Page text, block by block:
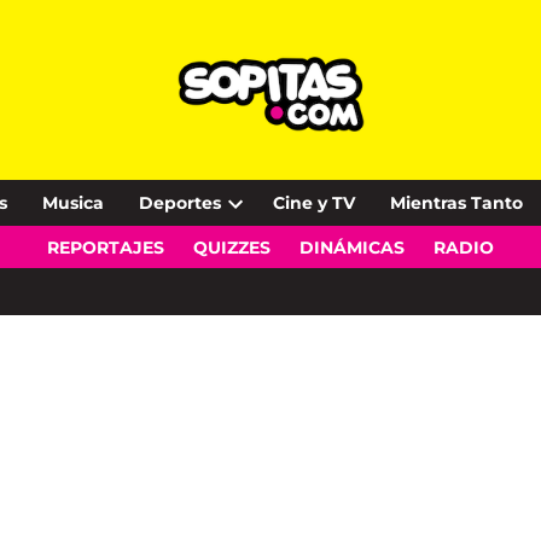
Musica Deportes
Open
dropdown
Cine y TV Mientras Tanto
REPORTAJES QUIZZES DINÁMICAS RADIO